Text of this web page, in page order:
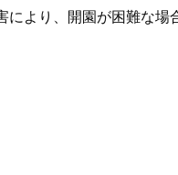
より、開園が困難な場